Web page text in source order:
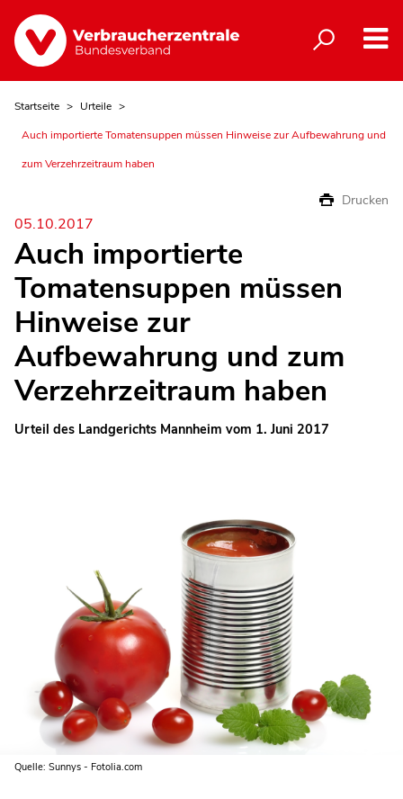
Startseite
Urteile
Auch importierte Tomatensuppen müssen Hinweise zur Aufbewahrung und
zum Verzehrzeitraum haben
Drucken
05.10.2017
Auch importierte
Tomatensuppen müssen
Hinweise zur
Aufbewahrung und zum
Verzehrzeitraum haben
Urteil des Landgerichts Mannheim vom 1. Juni 2017
Quelle: Sunnys - Fotolia.com